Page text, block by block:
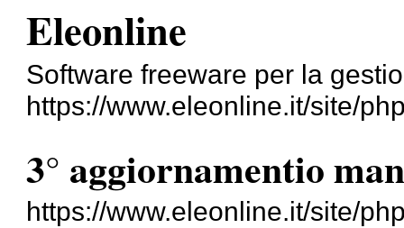
Eleonline
Software freeware per la
https://www.eleonline.it/site/
3° aggiornamentio
https://www.eleonline.it/site/